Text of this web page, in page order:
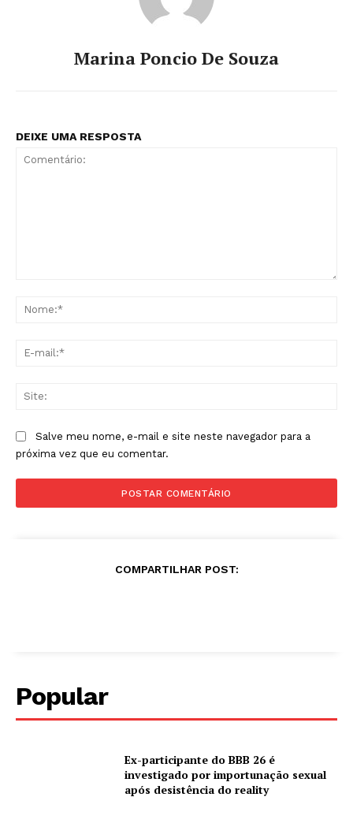
Marina Poncio De Souza
DEIXE UMA RESPOSTA
Salve meu nome, e-mail e site neste navegador para a
próxima vez que eu comentar.
COMPARTILHAR POST:
Popular
Ex-participante do BBB 26 é
investigado por importunação sexual
após desistência do reality